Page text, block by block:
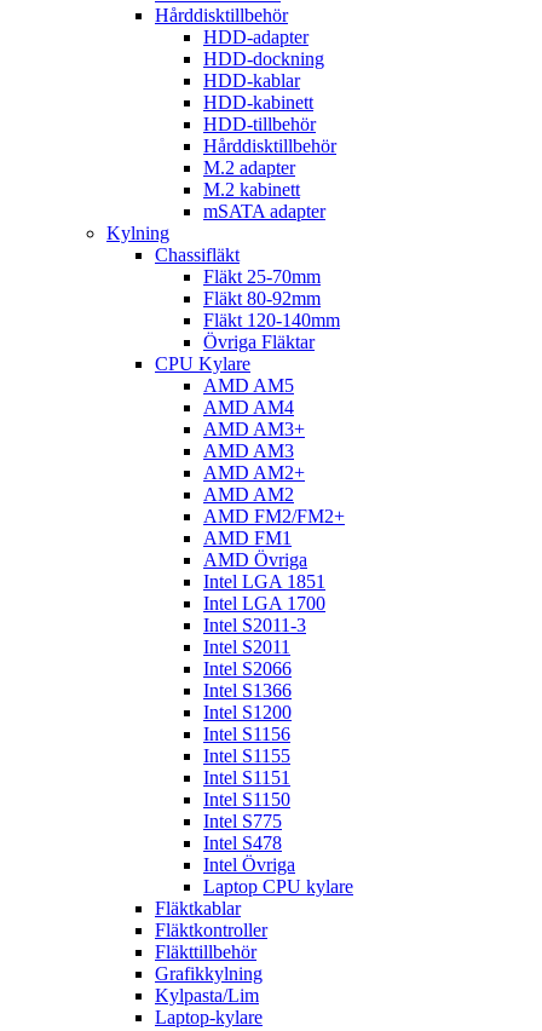
Hårddisktillbehör
HDD-adapter
HDD-dockning
HDD-kablar
HDD-kabinett
HDD-tillbehör
Hårddisktillbehör
M.2 adapter
M.2 kabinett
mSATA adapter
Kylning
Chassifläkt
Fläkt 25-70mm
Fläkt 80-92mm
Fläkt 120-140mm
Övriga Fläktar
CPU Kylare
AMD AM5
AMD AM4
AMD AM3+
AMD AM3
AMD AM2+
AMD AM2
AMD FM2/FM2+
AMD FM1
AMD Övriga
Intel LGA 1851
Intel LGA 1700
Intel S2011-3
Intel S2011
Intel S2066
Intel S1366
Intel S1200
Intel S1156
Intel S1155
Intel S1151
Intel S1150
Intel S775
Intel S478
Intel Övriga
Laptop CPU kylare
Fläktkablar
Fläktkontroller
Fläkttillbehör
Grafikkylning
Kylpasta/Lim
Laptop-kylare